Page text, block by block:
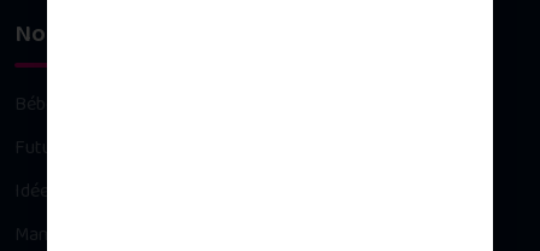
Nos univers
Bébé
Future maman
Idées cadeaux
Maman